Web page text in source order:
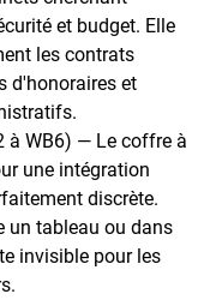
et budget. Elle
les contrats
d'honoraires et
à WB6) — Le coffre à
une intégration
discrète.
un tableau ou dans
invisible pour les